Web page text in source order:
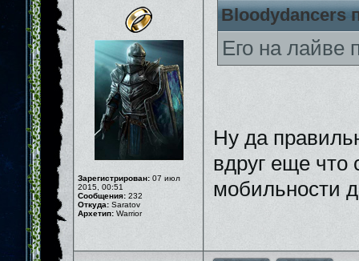
Зарегистрирован: 07 июл
2015, 00:51
Сообщения: 232
Откуда: Saratov
Архетип: Warrior
Bloodydancers
Его на лайве
Ну да
вдруг еще что
мобильности